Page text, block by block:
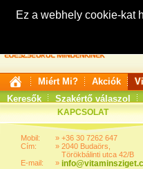
Ez a webhely cookie-kat
Miért Mi? Akciók
Keresők
Szakértő válaszol
KAPCSOLAT
Mobil:
Cím:
E-mail:
»
»
»
+36 30 7262 647
2040 Budaörs,
Törökbálinti utca 42/B